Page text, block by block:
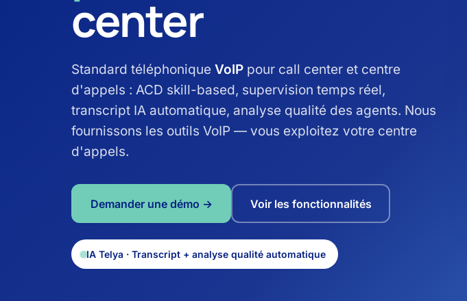
center
Standard téléphonique VoIP pour call center et centre
d'appels : ACD skill-based, supervision temps réel,
transcript IA automatique, analyse qualité des agents. Nous
fournissons les outils VoIP — vous exploitez votre centre
d'appels.
Demander une démo → Voir les fonctionnalités
IA Telya · Transcript + analyse qualité automatique